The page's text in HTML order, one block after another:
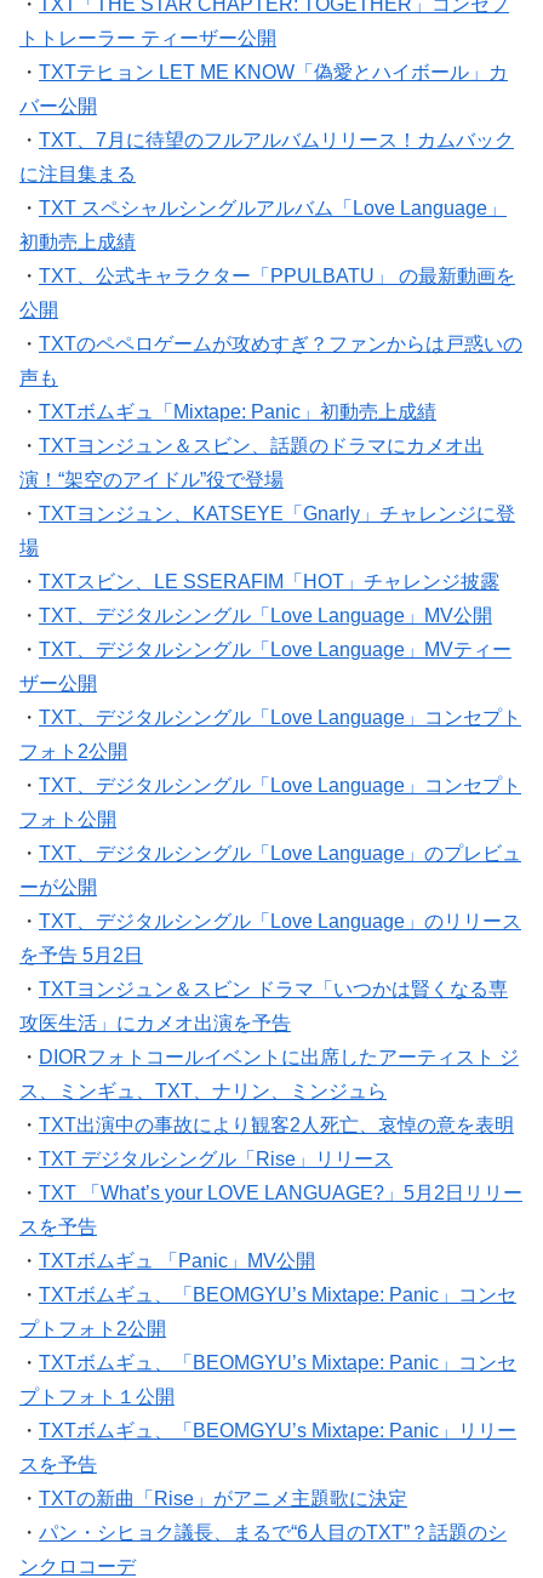
トトレーラー ティーザー公開
・ TXTテヒョン LET ME KNOW「偽愛とハイボール」カ
バー公開
・ TXT、7月に待望のフルアルバムリリース！カムバック
に注目集まる
・ TXT スペシャルシングルアルバム「Love Language」
初動売上成績
・ TXT、公式キャラクター「PPULBATU」 の最新動画を
公開
・ TXTのペペロゲームが攻めすぎ？ファンからは戸惑いの
声も
・ TXTボムギュ「Mixtape: Panic」初動売上成績
・ TXTヨンジュン＆スビン、話題のドラマにカメオ出
演！“架空のアイドル”役で登場
・ TXTヨンジュン、KATSEYE「Gnarly」チャレンジに登
場
・ TXTスビン、LE SSERAFIM「HOT」チャレンジ披露
・ TXT、デジタルシングル「Love Language」MV公開
・ TXT、デジタルシングル「Love Language」MVティー
ザー公開
・ TXT、デジタルシングル「Love Language」コンセプト
フォト2公開
・ TXT、デジタルシングル「Love Language」コンセプト
フォト公開
・ TXT、デジタルシングル「Love Language」のプレビュ
ーが公開
・ TXT、デジタルシングル「Love Language」のリリース
を予告 5月2日
・ TXTヨンジュン＆スビン ドラマ「いつかは賢くなる専
攻医生活」にカメオ出演を予告
・ DIORフォトコールイベントに出席したアーティスト ジ
ス、ミンギュ、TXT、ナリン、ミンジュら
・ TXT出演中の事故により観客2人死亡、哀悼の意を表明
・ TXT デジタルシングル「Rise」リリース
・ TXT 「What’s your LOVE LANGUAGE?」5月2日リリー
スを予告
・ TXTボムギュ 「Panic」MV公開
・ TXTボムギュ、「BEOMGYU’s Mixtape: Panic」コンセ
プトフォト2公開
・ TXTボムギュ、「BEOMGYU’s Mixtape: Panic」コンセ
プトフォト１公開
・ TXTボムギュ、「BEOMGYU’s Mixtape: Panic」リリー
スを予告
・ TXTの新曲「Rise」がアニメ主題歌に決定
・ パン・シヒョク議長、まるで“6人目のTXT”？話題のシ
ンクロコーデ